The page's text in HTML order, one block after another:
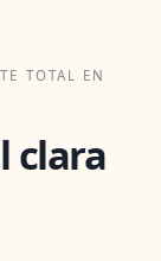
TOTAL EN
clara